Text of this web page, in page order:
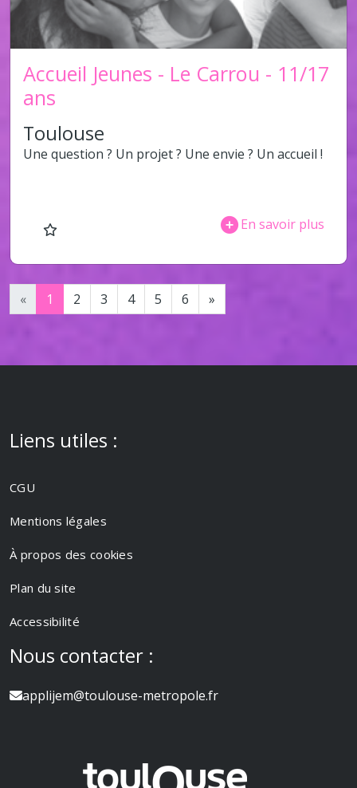
Accueil Jeunes - Le Carrou - 11/17
ans
Toulouse
Une question ? Un projet ? Une envie ? Un accueil !
En savoir plus
« 1 2 3 4 5 6 »
Liens utiles :
CGU
Mentions légales
À propos des cookies
Plan du site
Accessibilité
Nous contacter :
applijem@toulouse-metropole.fr